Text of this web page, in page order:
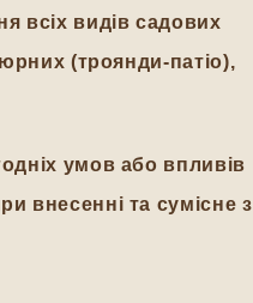
всіх видів садових
(троянди-патіо),
умов або впливів
внесенні та сумісне з